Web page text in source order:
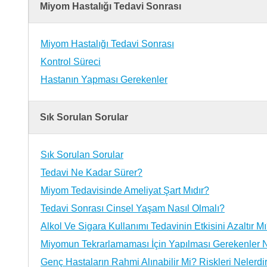
Miyom Hastalığı Tedavi Sonrası
Miyom Hastalığı Tedavi Sonrası
Kontrol Süreci
Hastanın Yapması Gerekenler
Sık Sorulan Sorular
Sık Sorulan Sorular
Tedavi Ne Kadar Sürer?
Miyom Tedavisinde Ameliyat Şart Mıdır?
Tedavi Sonrası Cinsel Yaşam Nasıl Olmalı?
Alkol Ve Sigara Kullanımı Tedavinin Etkisini Azaltır
Miyomun Tekrarlamaması İçin Yapılması Gerekenler
Genç Hastaların Rahmi Alınabilir Mi? Riskleri